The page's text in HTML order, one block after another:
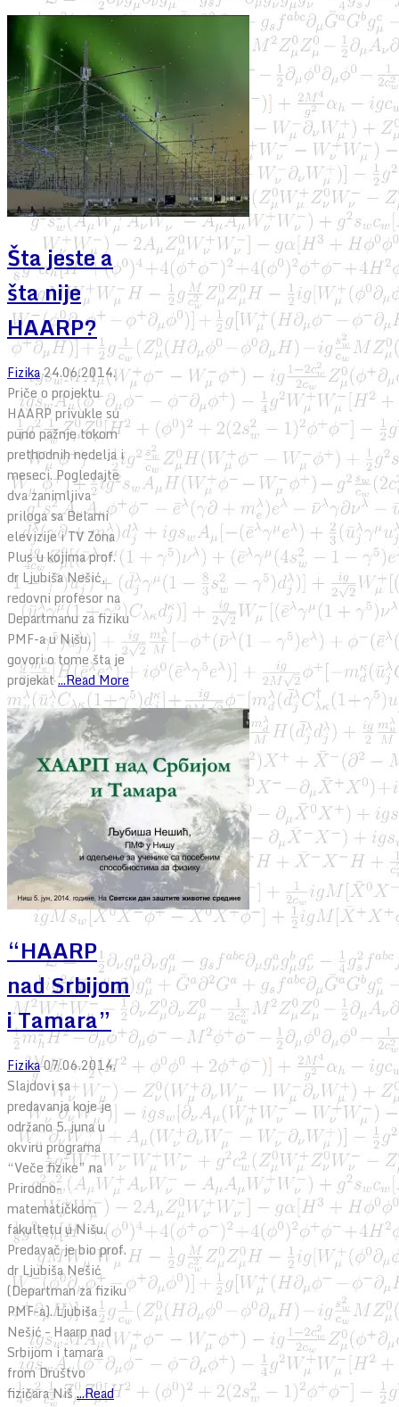
Šta jeste a
šta nije
HAARP?
Fizika 24.06.2014.
Priče o projektu
HAARP privukle su
puno pažnje tokom
prethodnih nedelja i
meseci. Pogledajte
dva zanimljiva
priloga sa Belami
elevizije i TV Zona
Plus u kojima prof.
dr Ljubiša Nešić,
redovni profesor na
Departmanu za fiziku
PMF-a u Nišu,
govori o tome šta je
projekat...Read More
“HAARP
nad Srbijom
i Tamara”
Fizika07.06.2014.
Slajdovi sa
predavanja koje je
održano 5. juna u
okviru programa
“Veče fizike” na
Prirodno-
matematičkom
fakultetu u Nišu.
Predavač je bio prof.
dr Ljubiša Nešić
(Departman za fiziku
PMF-a). Ljubiša
Nešić – Haarp nad
Srbijom i tamara
from Društvo
fizičara Niš...Read